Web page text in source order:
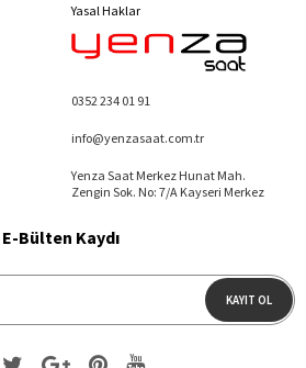
Yasal Haklar
0352 234 01 91
info@yenzasaat.com.tr
Yenza Saat Merkez Hunat Mah.
Zengin Sok. No: 7/A Kayseri Merkez
E-Bülten Kaydı
KAYIT OL